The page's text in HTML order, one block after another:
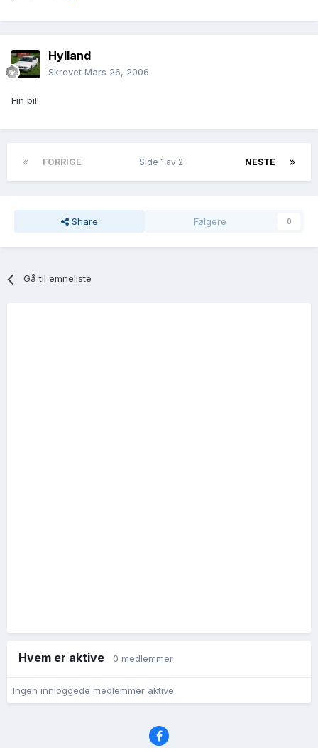
Hylland
Skrevet Mars 26, 2006
Fin bil!
FORRIGE NESTE
Side 1 av 2
Share Følgere 0
Gå til emneliste
Hvem er aktive 0 medlemmer
Ingen innloggede medlemmer aktive